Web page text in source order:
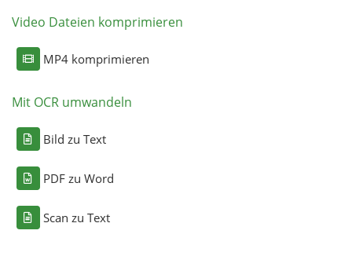
Video Dateien komprimieren
MP4 komprimieren
Mit OCR umwandeln
Bild zu Text
PDF zu Word
Scan zu Text